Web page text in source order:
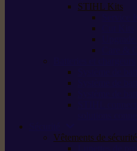
STIHL Kits
Vêtements de sécurité